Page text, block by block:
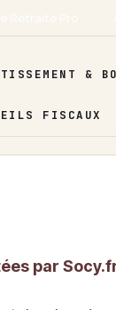
&
FISCAUX
par